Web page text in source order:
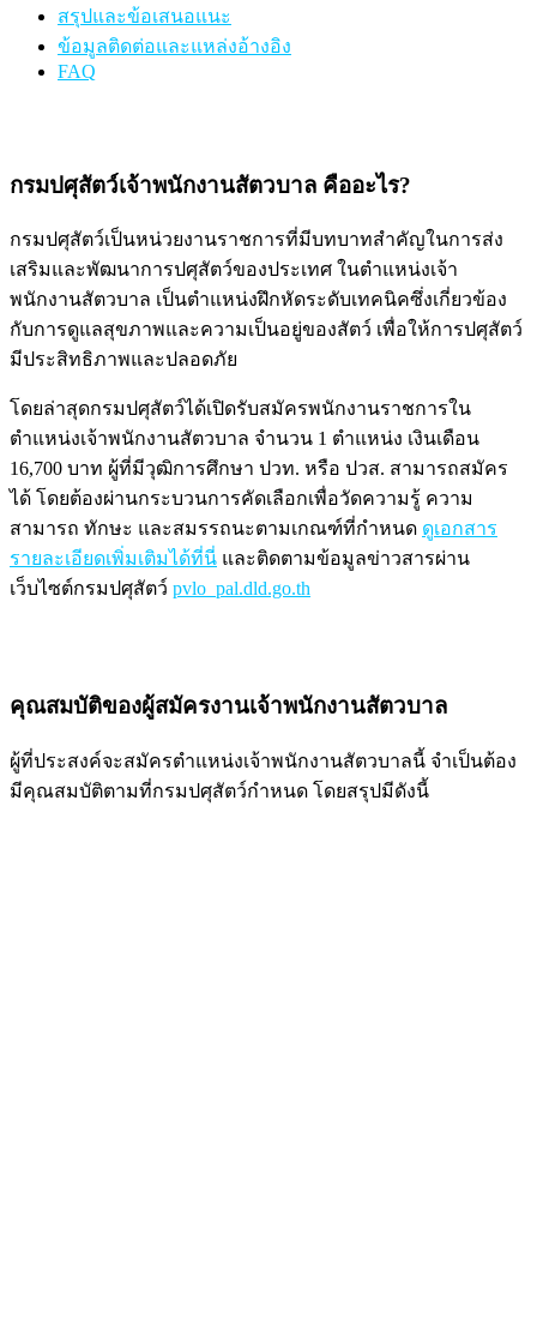
สรุปและข้อเสนอแนะ
ข้อมูลติดต่อและแหล่งอ้างอิง
FAQ
กรมปศุสัตว์เจ้าพนักงานสัตวบาล คืออะไร?
กรมปศุสัตว์เป็นหน่วยงานราชการที่มีบทบาทสำคัญในการส่ง
เสริมและพัฒนาการปศุสัตว์ของประเทศ ในตำแหน่งเจ้า
พนักงานสัตวบาล เป็นตำแหน่งฝึกหัดระดับเทคนิคซึ่งเกี่ยวข้อง
กับการดูแลสุขภาพและความเป็นอยู่ของสัตว์ เพื่อให้การปศุสัตว์
มีประสิทธิภาพและปลอดภัย
โดยล่าสุดกรมปศุสัตว์ได้เปิดรับสมัครพนักงานราชการใน
ตำแหน่งเจ้าพนักงานสัตวบาล จำนวน 1 ตำแหน่ง เงินเดือน
16,700 บาท ผู้ที่มีวุฒิการศึกษา ปวท. หรือ ปวส. สามารถสมัคร
ได้ โดยต้องผ่านกระบวนการคัดเลือกเพื่อวัดความรู้ ความ
สามารถ ทักษะ และสมรรถนะตามเกณฑ์ที่กำหนด ดูเอกสาร
รายละเอียดเพิ่มเติมได้ที่นี่ และติดตามข้อมูลข่าวสารผ่าน
เว็บไซต์กรมปศุสัตว์ pvlo_pal.dld.go.th
คุณสมบัติของผู้สมัครงานเจ้าพนักงานสัตวบาล
ผู้ที่ประสงค์จะสมัครตำแหน่งเจ้าพนักงานสัตวบาลนี้ จำเป็นต้อง
มีคุณสมบัติตามที่กรมปศุสัตว์กำหนด โดยสรุปมีดังนี้